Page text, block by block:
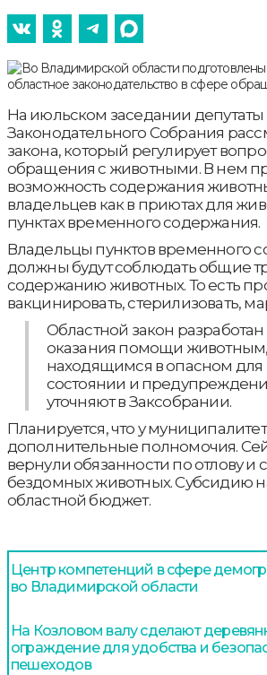
На июльском заседании депутаты
Законодательного Собрания
закона, который регулирует
обращения с животными. В нем
возможность содержания
владельцев как в приютах для
пунктах временного содержания.
Владельцы пунктов временного
должны будут соблюдать общие
содержанию животных. То есть
вакцинировать, стерилизовать,
Областной закон разработан
оказания помощи животным,
находящимся в опасном для
состоянии и
уточняют в Заксобрании.
Планируется, что у
дополнительные полномочия.
вернули обязанности по отлову
бездомных животных. Субсидию
областной бюджет.
Центр компетенций в сфере
во Владимирской области
На Козловом валу сделают
ограждение для удобства и
пешеходов